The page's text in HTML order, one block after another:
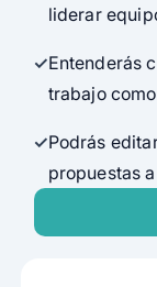
liderar
Entenderás
trabajo
Podrás
propuestas